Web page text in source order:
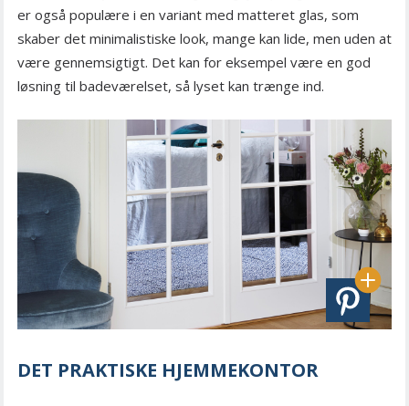
er også populære i en variant med matteret glas, som
skaber det minimalistiske look, mange kan lide, men uden at
være gennemsigtigt. Det kan for eksempel være en god
løsning til badeværelset, så lyset kan trænge ind.
DET PRAKTISKE HJEMMEKONTOR